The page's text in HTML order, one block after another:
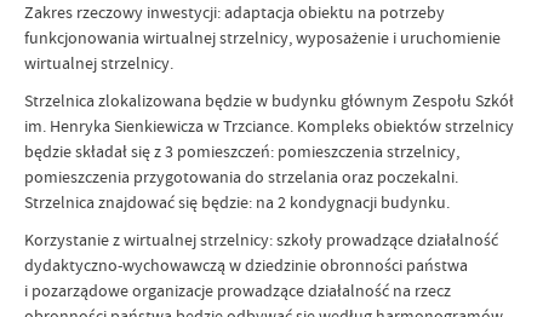
Zakres rzeczowy inwestycji: adaptacja obiektu na potrzeby
funkcjonowania wirtualnej strzelnicy, wyposażenie i uruchomienie
wirtualnej strzelnicy.
Strzelnica zlokalizowana będzie w budynku głównym Zespołu Szkół
im. Henryka Sienkiewicza w Trzciance. Kompleks obiektów strzelnicy
będzie składał się z 3 pomieszczeń: pomieszczenia strzelnicy,
pomieszczenia przygotowania do strzelania oraz poczekalni.
Strzelnica znajdować się będzie: na 2 kondygnacji budynku.
Korzystanie z wirtualnej strzelnicy: szkoły prowadzące działalność
dydaktyczno-wychowawczą w dziedzinie obronności państwa
i pozarządowe organizacje prowadzące działalność na rzecz